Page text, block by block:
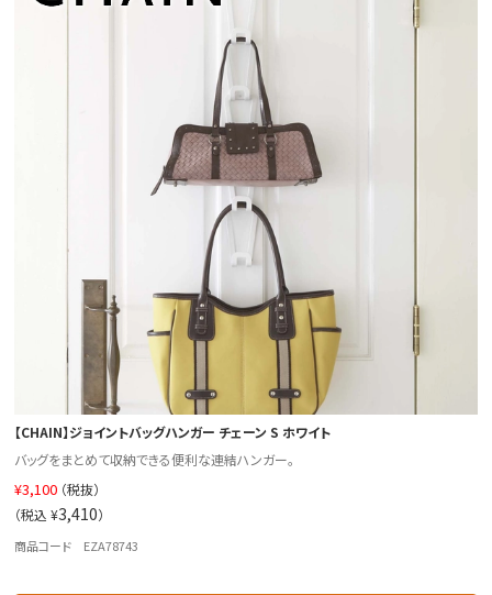
【CHAIN】ジョイントバッグハンガー チェーン S ホワイト
バッグをまとめて収納できる便利な連結ハンガー。
¥3,100 （税抜）
（税込 ¥3,410）
商品コード EZA78743